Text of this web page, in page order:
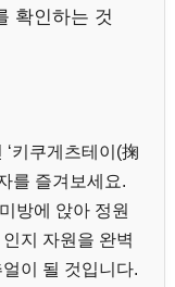
확인하는 것
키쿠게츠테이(掬
를 즐겨보세요.
방에 앉아 정원
지 자원을 완벽
이 될 것입니다.